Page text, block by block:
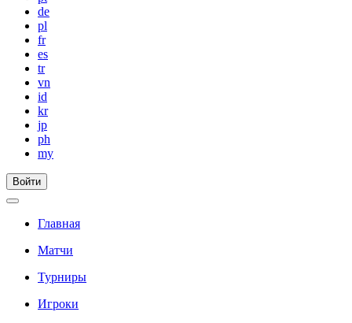
de
pl
fr
es
tr
vn
id
kr
jp
ph
my
Войти
Главная
Матчи
Турниры
Игроки